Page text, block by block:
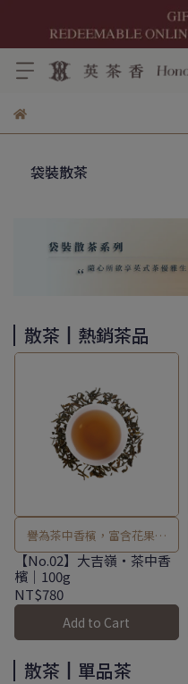
袋裝散茶
散茶┃熱銷茶品
譽為茶中香檳，富含花果香
氣。
【No.02】大吉嶺・茶中香
檳｜100g
NT$780
Add to Cart
散茶┃單品茶